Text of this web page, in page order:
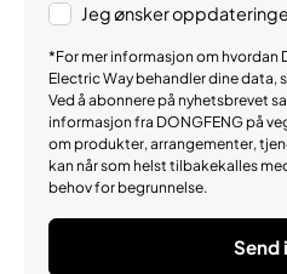
Jeg ønsker
*For mer informasjon om hvordan
Electric Way behandler dine data,
Ved å abonnere på nyhetsbrevet
informasjon fra DONGFENG på
om produkter, arrangementer,
kan når som helst tilbakekalles
behov for begrunnelse.